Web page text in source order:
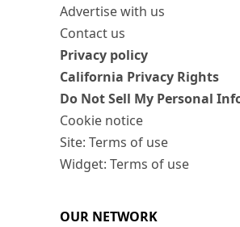
Advertise with us
Contact us
Privacy policy
California Privacy Rights
Do Not Sell My Personal
Cookie notice
Site: Terms of use
Widget: Terms of use
OUR NETWORK